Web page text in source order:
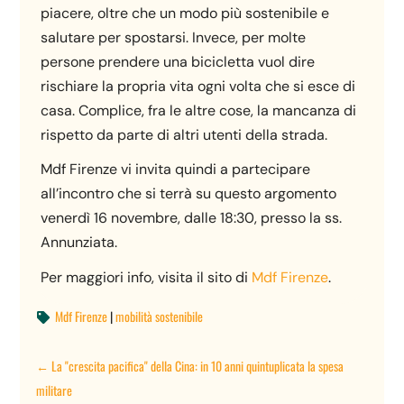
piacere, oltre che un modo più sostenibile e
salutare per spostarsi. Invece, per molte
persone prendere una bicicletta vuol dire
rischiare la propria vita ogni volta che si esce di
casa. Complice, fra le altre cose, la mancanza di
rispetto da parte di altri utenti della strada.
Mdf Firenze vi invita quindi a partecipare
all’incontro che si terrà su questo argomento
venerdì 16 novembre, dalle 18:30, presso la ss.
Annunziata.
Per maggiori info, visita il sito di Mdf Firenze.
 Mdf Firenze|mobilità sostenibile
←La "crescita pacifica" della Cina: in 10 anni quintuplicata la spesa
militare